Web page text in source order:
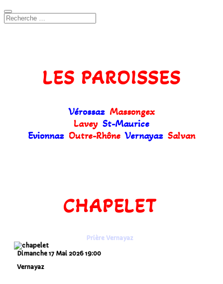
LES PAROISSES
Vérossaz Massongex
Lavey St-Maurice
Evionnaz Outre-Rhône Vernayaz Salvan
CHAPELET
Prière Vernayaz
Dimanche 17 Mai 2026 19:00
Vernayaz